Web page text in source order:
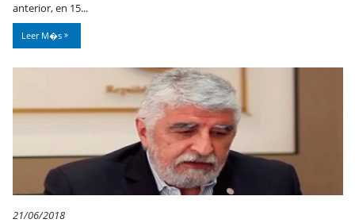
anterior, en 15...
Leer M�s
21/06/2018